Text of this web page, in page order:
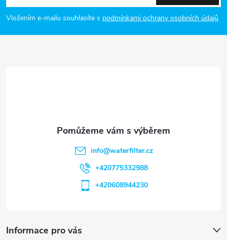
p
a
Vložením e-mailu souhlasíte s podmínkami ochrany osobních údajů
Informace pro vás
info@waterfilter.cz
+420775332988
+420608944230